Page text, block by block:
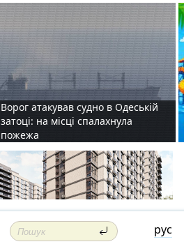
Ворог атакував судно в Одеській
затоці: на місці спалахнула
пожежа
рус